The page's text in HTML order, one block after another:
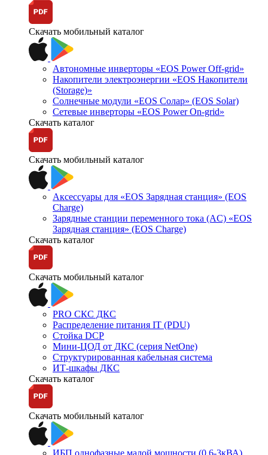
Скачать мобильный каталог
Автономные инверторы «EOS Power Off-grid»
Накопители электроэнергии «EOS Накопители
(Storage)»
Солнечные модули «EOS Солар» (EOS Solar)
Сетевые инверторы «EOS Power On-grid»
Скачать каталог
Скачать мобильный каталог
Аксессуары для «EOS Зарядная станция» (EOS
Charge)
Зарядные станции переменного тока (AC) «EOS
Зарядная станция» (EOS Charge)
Скачать каталог
Скачать мобильный каталог
PRO СКС ДКС
Распределение питания IT (PDU)
Стойка DCP
Мини-ЦОД от ДКС (серия NetOne)
Структурированная кабельная система
ИТ-шкафы ДКС
Скачать каталог
Скачать мобильный каталог
ИБП однофазные малой мощности (0,6-3кВА)